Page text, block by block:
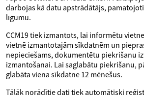
darbojas kā datu apstrādātājs,
līgumu.
CCM19 tiek izmantots, lai informētu
vietnē izmantotajām sīkdatnēm un
nepieciešams, dokumentētu piekrišanu
izmantošanai. Lai saglabātu piekrišanu,
glabāta viena sīkdatne 12 mēnešus.
Tālāk norādītie dati tiek automātiski